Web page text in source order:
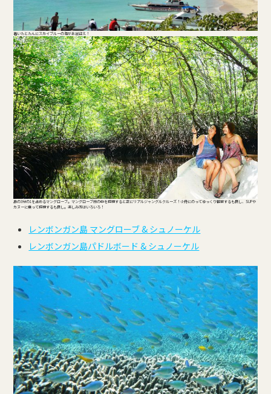
着いたとたんにスカイブルーの海がお出迎え！
島の3分の1を占めるマングローブ。マングローブ林の中を探検すると正にリアルジャングルクルーズ！小舟にのってゆっくり観察するも良し、SUPや
カヌーに乗って探検するも良し。楽しみ方はいろいろ！
レンボンガン島 マングローブ & シュノーケル
レンボンガン島パドルボード & シュノーケル